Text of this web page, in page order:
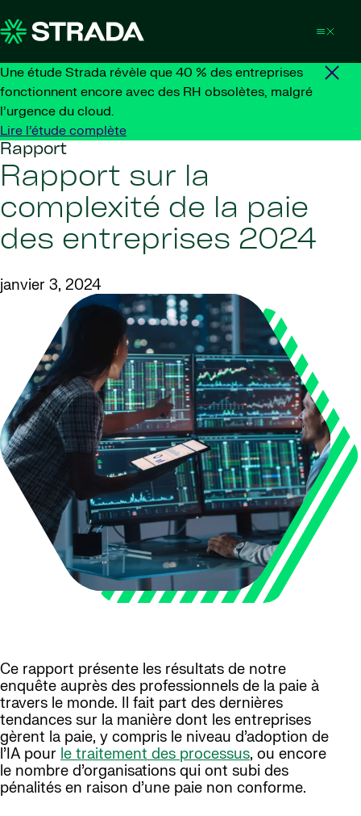
Une étude Strada révèle que 40 % des entreprises
fonctionnent encore avec des RH obsolètes, malgré
l’urgence du cloud.
Lire l’étude complète
Rapport
Rapport sur la
complexité de la paie
des entreprises 2024
janvier 3, 2024
Ce rapport présente les résultats de notre
enquête auprès des professionnels de la paie à
travers le monde. Il fait part des dernières
tendances sur la manière dont les entreprises
gèrent la paie, y compris le niveau d’adoption de
l’IA pour le traitement des processus, ou encore
le nombre d’organisations qui ont subi des
pénalités en raison d’une paie non conforme.